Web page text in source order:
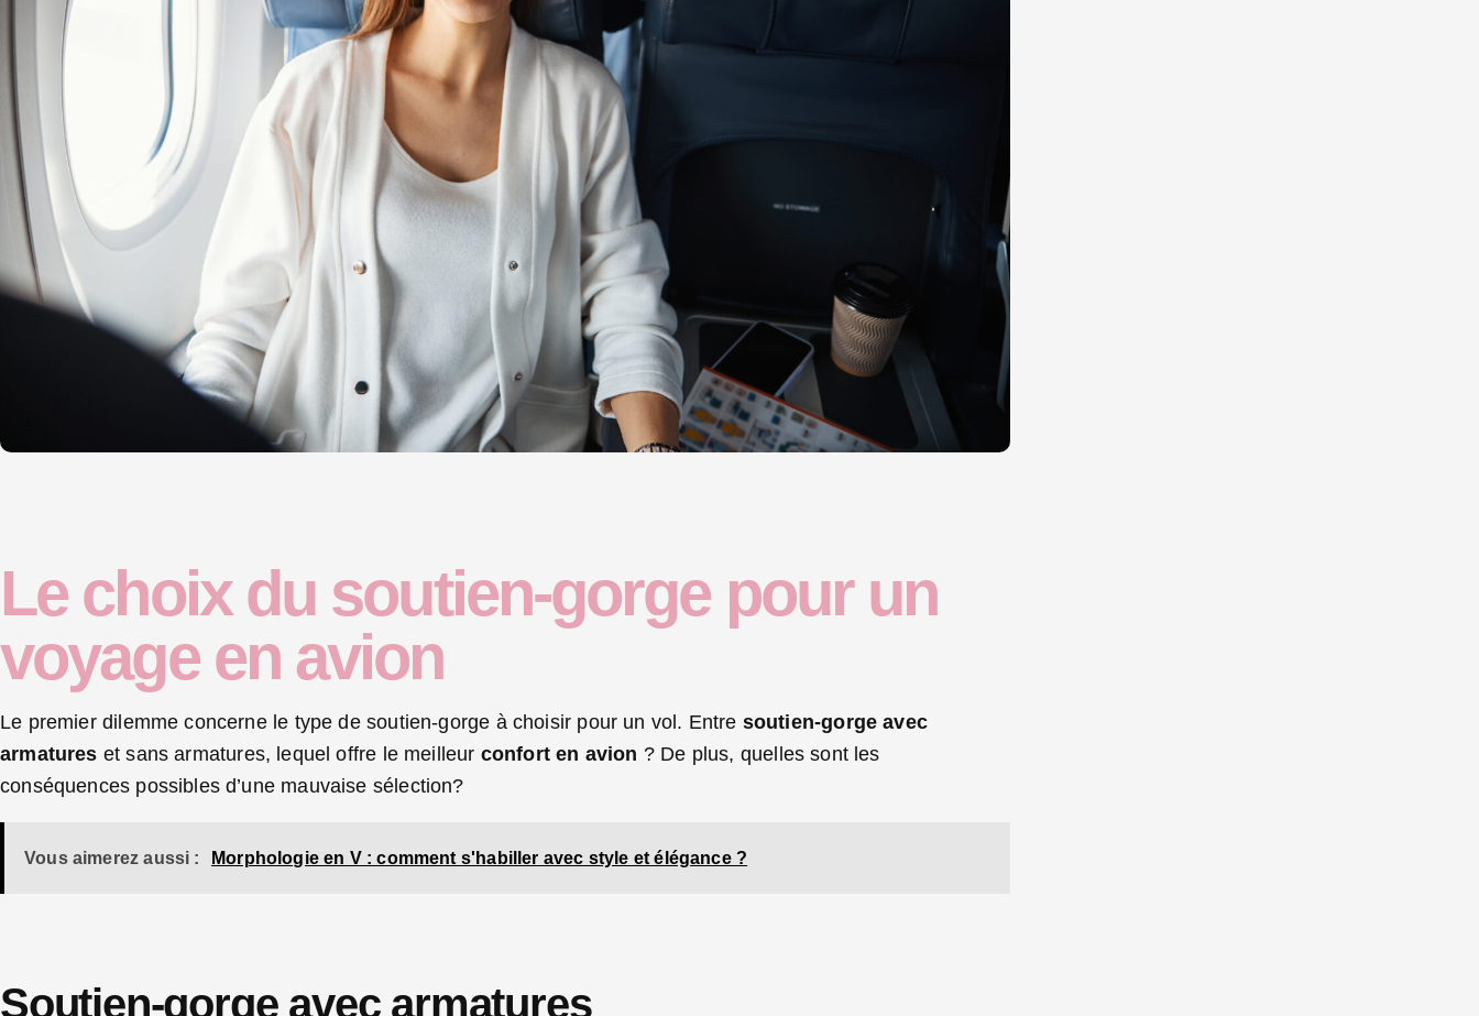
Le choix du soutien-gorge pour un
voyage en avion
Le premier dilemme concerne le type de soutien-gorge à choisir pour un vol. Entre soutien-gorge avec
armatures et sans armatures, lequel offre le meilleur confort en avion ? De plus, quelles sont les
conséquences possibles d’une mauvaise sélection?
Vous aimerez aussi : Morphologie en V : comment s'habiller avec style et élégance ?
Soutien-gorge avec armatures